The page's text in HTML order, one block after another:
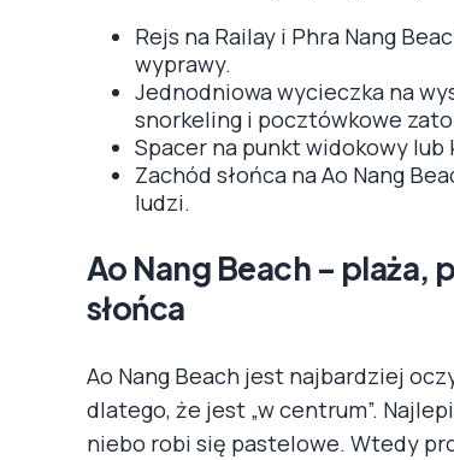
Rejs na Railay i Phra Nang
wyprawy.
Jednodniowa wycieczka na
snorkeling i pocztówkowe
Spacer na punkt widokowy
Zachód słońca na Ao Nang
ludzi.
Ao Nang Beach – plaża,
słońca
Ao Nang Beach jest najbardziej
dlatego, że jest „w centrum”.
niebo robi się pastelowe. Wtedy